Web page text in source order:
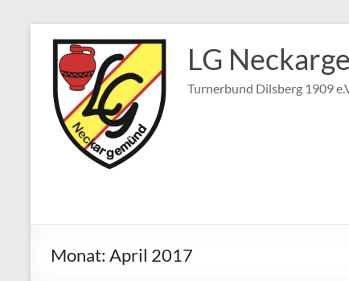
Inhalt
springen
LG
Turnerbund Dilsberg 1909
Monat: April 2017